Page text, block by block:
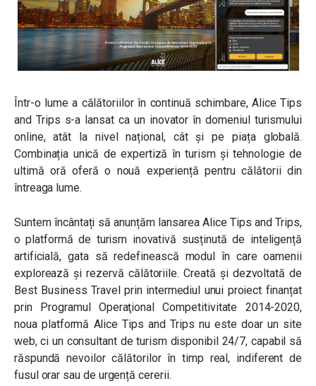
Într-o lume a călătoriilor în continuă schimbare, Alice Tips
and Trips s-a lansat ca un inovator în domeniul turismului
online, atât la nivel național, cât și pe piața globală.
Combinația unică de expertiză în turism și tehnologie de
ultimă oră oferă o nouă experiență pentru călătorii din
întreaga lume.
Suntem încântați să anunțăm lansarea Alice Tips and Trips,
o platformă de turism inovativă susținută de inteligență
artificială, gata să redefinească modul în care oamenii
explorează și rezervă călătoriile. Creată şi dezvoltată de
Best Business Travel prin intermediul unui proiect finanțat
prin Programul Operaţional Competitivitate 2014-2020,
noua platformă Alice Tips and Trips nu este doar un site
web, ci un consultant de turism disponibil 24/7, capabil să
răspundă nevoilor călătorilor în timp real, indiferent de
fusul orar sau de urgență cererii.